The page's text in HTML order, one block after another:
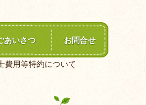
あいさつ お問合せ
費用等特約について